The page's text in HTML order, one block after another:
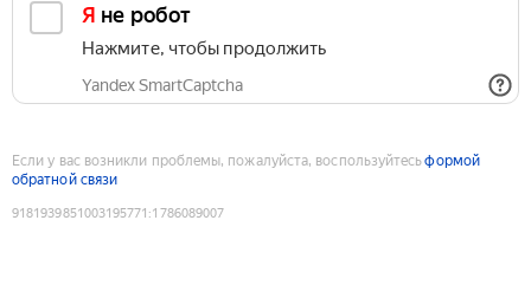
Я не робот
Нажмите, чтобы продолжить
Yandex SmartCaptcha
Если у вас возникли проблемы, пожалуйста, воспользуйтесьформой
обратной связи
9181939851003195771 :1786089007